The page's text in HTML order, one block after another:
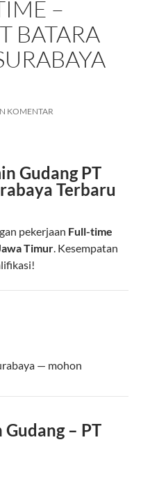
–
BATARA
KOMENTAR
Gudang PT
Terbaru
pekerjaan Full-time
Timur. Kesempatan
— mohon
– PT